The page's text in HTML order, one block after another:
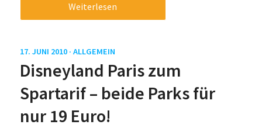
Weiterlesen
17. JUNI 2010 · ALLGEMEIN
Disneyland Paris zum
Spartarif – beide Parks für
nur 19 Euro!